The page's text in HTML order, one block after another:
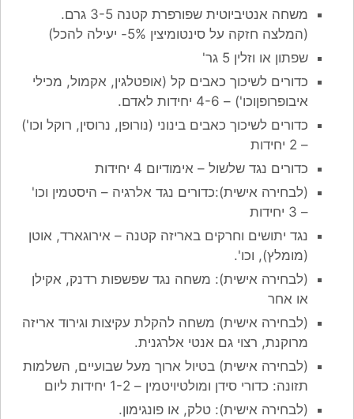
משחה אנטיביוטית שפורפרת קטנה 3-5 גרם.
(המלצה חזקה על סינטומיצין 5%- יעילה להכל)
שפתון או וזלין 5 גר'
כדורים לשיכוך כאבים קל (אופטלגין, אקמול, מכילי
איבופרופןוכו') – 4-6 יחידות לאדם.
כדורים לשיכוך כאבים בינוני (נורופן, נרוסין, רוקל וכו')
– 2 יחידות
כדורים נגד שלשול – אימודיום 4 יחידות
(לבחירה אישית):כדורים נגד אלרגיה – היסטמין וכו'
– 3 יחידות
נגד יתושים וחרקים באריזה קטנה – אירוגארד, אוטן
(מומלץ), וכו'.
(לבחירה אישית): משחה נגד שפשפות רדנק, אקילן
או אחר
(לבחירה אישית) משחה להקלת עקיצות וגירוד אריזה
מרוקנת, רצוי גם אנטי אלרגנית.
(לבחירה אישית) בטיול ארוך מעל שבועיים, השלמות
תזונה: כדורי סידן ומולטיויטמין – 1-2 יחידות ליום
(לבחירה אישית): טלק, או פונגימון.